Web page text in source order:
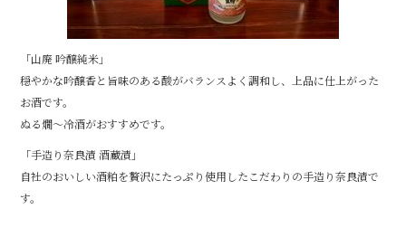
「山廃 吟醸純米」
穏やかな吟醸香と旨味のある酸がバランスよく調和し、上品に仕上がった
お酒です。
ぬる燗～冷酒がおすすめです。
「手造り奈良漬 酒蔵漬」
自社のおいしい酒粕を贅沢にたっぷり使用したこだわりの手造り奈良漬で
す。